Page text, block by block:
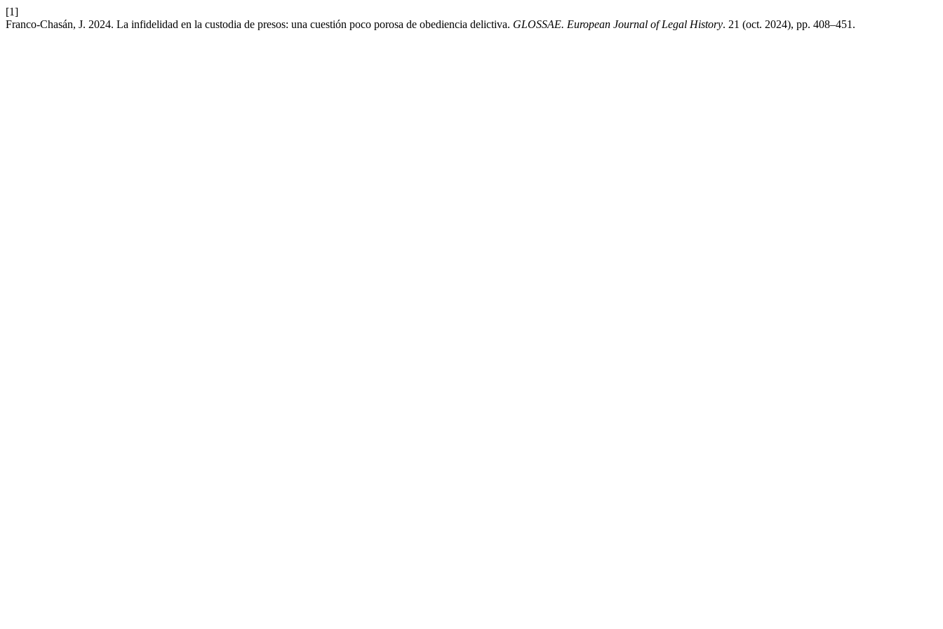
[1]
Franco-Chasán, J. 2024. La infidelidad en la custodia de presos: una cuestión poco porosa de obediencia delictiva. GLOSSAE. European Journal of Legal History. 21 (oct. 2024), pp. 408–451.